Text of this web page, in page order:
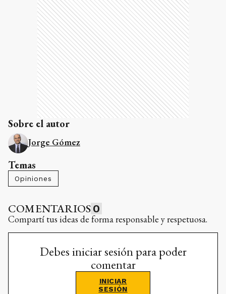
Sobre el autor
Jorge Gómez
Temas
Opiniones
COMENTARIOS 0
Compartí tus ideas de forma responsable y respetuosa.
Debes iniciar sesión para poder
comentar
INICIAR
SESIÓN